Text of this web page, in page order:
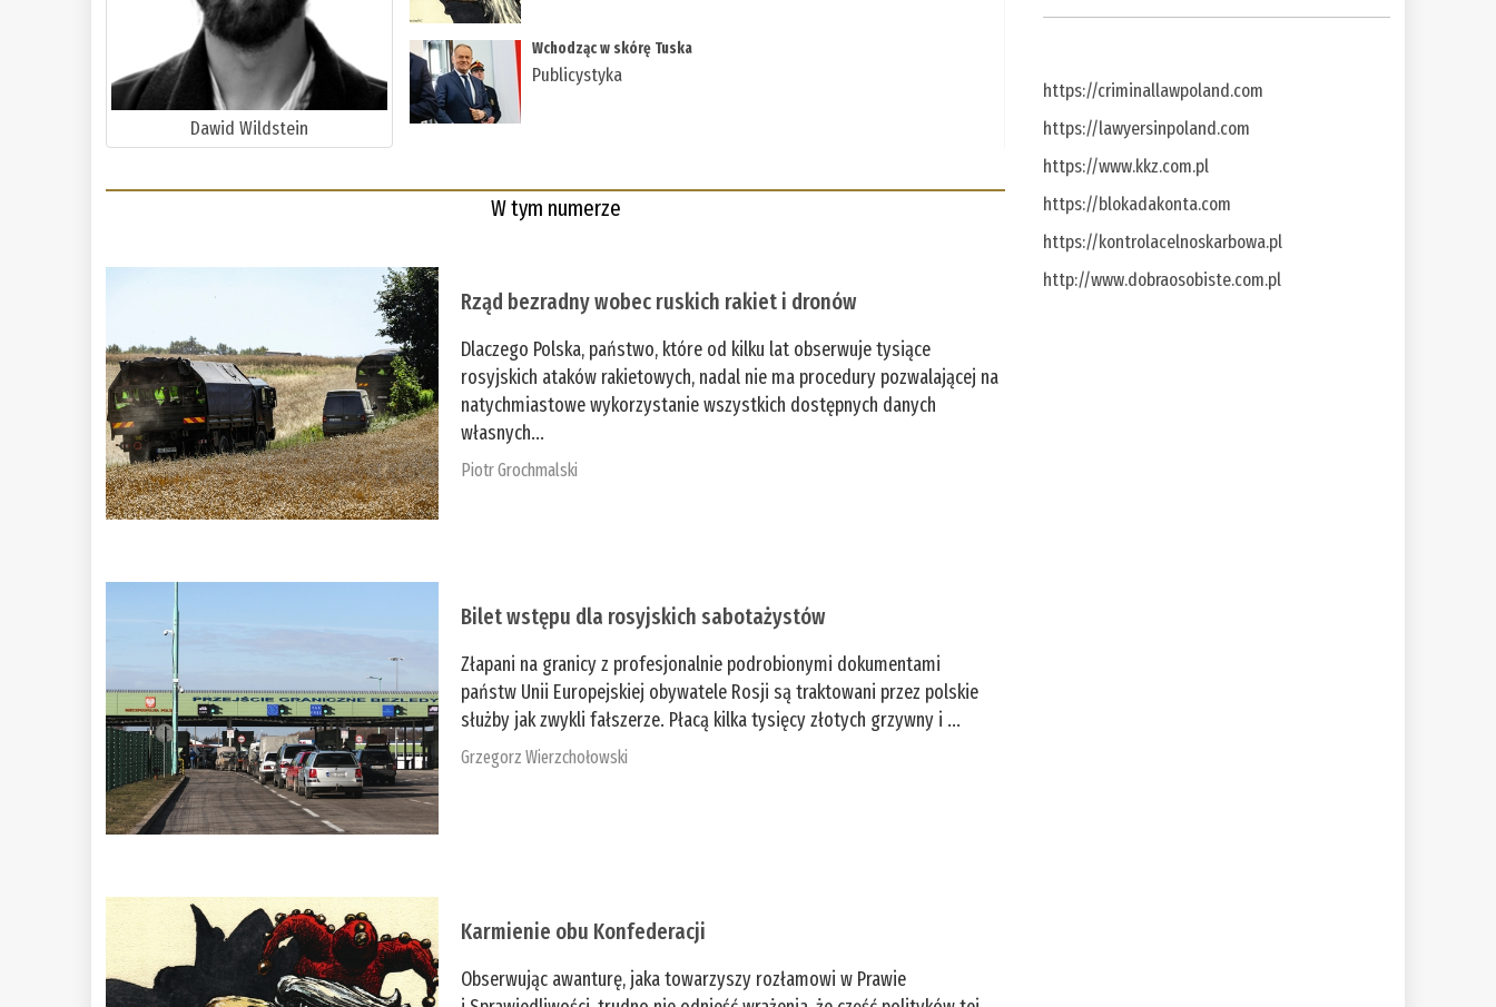
Dawid Wildstein
Wchodząc w skórę Tuska
Publicystyka
W tym numerze
Rząd bezradny wobec ruskich rakiet i dronów
Dlaczego Polska, państwo, które od kilku lat obserwuje tysiące
rosyjskich ataków rakietowych, nadal nie ma procedury pozwalającej na
natychmiastowe wykorzystanie wszystkich dostępnych danych
własnych...
Piotr Grochmalski
Bilet wstępu dla rosyjskich sabotażystów
Złapani na granicy z profesjonalnie podrobionymi dokumentami
państw Unii Europejskiej obywatele Rosji są traktowani przez polskie
służby jak zwykli fałszerze. Płacą kilka tysięcy złotych grzywny i ...
Grzegorz Wierzchołowski
Karmienie obu Konfederacji
Obserwując awanturę, jaka towarzyszy rozłamowi w Prawie
https://criminallawpoland.com
https://lawyersinpoland.com
https://www.kkz.com.pl
https://blokadakonta.com
https://kontrolacelnoskarbowa.pl
http://www.dobraosobiste.com.pl